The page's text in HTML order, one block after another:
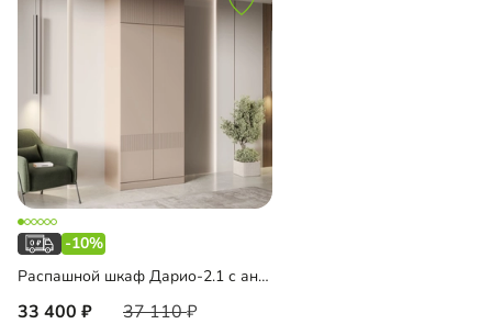
-10%
Распашной шкаф Дарио-2.1 с антресолью
33 400 37 110